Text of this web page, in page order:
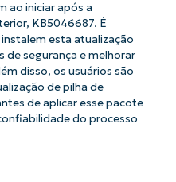
ao iniciar após a
KB5046687. É
esta atualização
de segurança e melhorar
disso, os usuários são
de pilha de
de aplicar esse pacote
do processo